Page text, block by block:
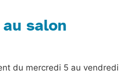
au salon
du mercredi 5 au vendredi